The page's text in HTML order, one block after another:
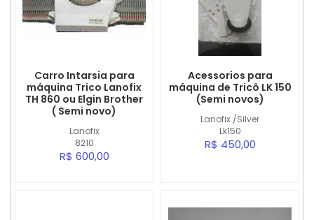
Lanofix
8210
Carro Intarsia para
máquina Trico Lanofix
TH 860 ou Elgin Brother
( Semi novo)
R$ 600,00
Lanofix /Silver
Lk150
Acessorios para
máquina de Tricô LK 150
(Semi novos)
R$ 450,00